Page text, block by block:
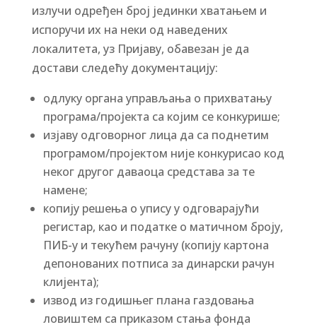
излучи одређен број јединки хватањем и
испоручи их на неки од наведених
локалитета, уз Пријаву, обавезан је да
достави следећу документацију:
одлуку органа управљања о прихватању
програма/пројекта са којим се конкурише;
изјаву одговорног лица да са поднетим
програмом/пројектом није конкурисао код
неког другог даваоца средстава за те
намене;
копију решења о упису у одговарајући
регистар, као и податке о матичном броју,
ПИБ-у и текућем рачуну (копију картона
депонованих потписа за динарски рачун
клијента);
извод из годишњег плана газдовања
ловиштем са приказом стања фонда